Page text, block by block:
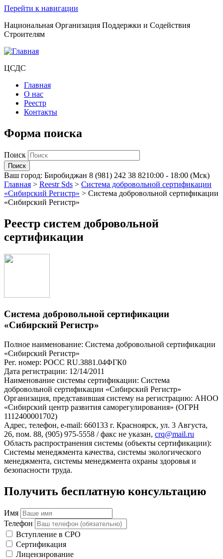
Перейти к навигации
Национальная Организация Поддержки и Содействия
Строителям
ЦСДС
Главная
О нас
Реестр
Контакты
Форма поиска
Поиск
Ваш город: Биробиджан 8 (981) 242 38 8210:00 - 18:00 (Мск)
Главная > Reestr Sds > Система добровольной сертификации
«Сибирский Регистр» > Система добровольной сертификации
«Сибирский Регистр»
Реестр систем добровольной
сертификации
Система добровольной сертификации
«Сибирский Регистр»
Полное наименование: Система добровольной сертификации
«Сибирский Регистр»
Рег. номер: РОСС RU.З881.04ФГК0
Дата регистрации: 12/14/2011
Наименование системы сертификации: Система
добровольной сертификации «Сибирский Регистр»
Организация, представившая систему на регистрацию: АНОО
«Сибирский центр развития саморегулирования» (ОГРН
1112400001702)
Адрес, телефон, e-mail: 660133 г. Красноярск, ул. 3 Августа,
26, пом. 88, (905) 975-5558 / факс не указан, crq@mail.ru
Область распространения системы (объекты сертификации):
Системы менеджмента качества, системы экологического
менеджмента, системы менеджмента охраны здоровья и
безопасности труда.
Получить бесплатную консультацию
Имя
Телефон
Вступление в СРО
Сертификация
Лицензирование